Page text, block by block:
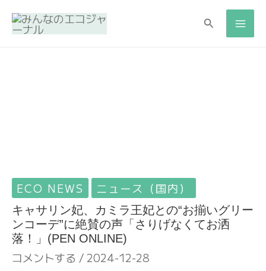
検
ECO NEWS ニュース（国内）
キャサリン妃、カミラ王妃との“お揃いグリー
ンコーデ”に絶賛の声「さりげなくてお洒
落！」(PEN ONLINE)
コメントする / 2024-12-28
検
索